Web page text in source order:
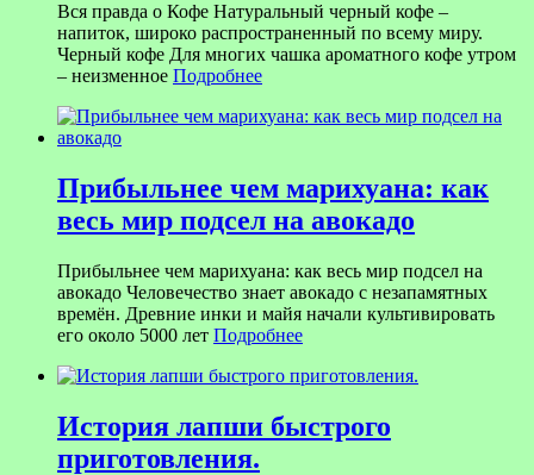
Вся правда о Кофе Натуральный черный кофе –
напиток, широко распространенный по всему миру.
Черный кофе Для многих чашка ароматного кофе утром
– неизменное Подробнее
Прибыльнее чем марихуана: как
весь мир подсел на авокадо
Прибыльнее чем марихуана: как весь мир подсел на
авокадо Человечество знает авокадо с незапамятных
времён. Древние инки и майя начали культивировать
его около 5000 лет Подробнее
История лапши быстрого
приготовления.